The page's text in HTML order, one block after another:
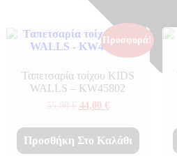
Προσφορά!
Ταπετσαρία τοίχου KIDS
WALLS – KW45802
55,00€ Original
was:
55,00 €.
44,00 €Η
τιμή
είναι:
44,00 €.
Προσθήκη Στο Καλάθι